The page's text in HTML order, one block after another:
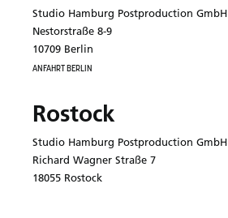
Studio Hamburg Postproduction GmbH
Nestorstraße 8-9
10709 Berlin
ANFAHRT BERLIN
Rostock
Studio Hamburg Postproduction GmbH
Richard Wagner Straße 7
18055 Rostock